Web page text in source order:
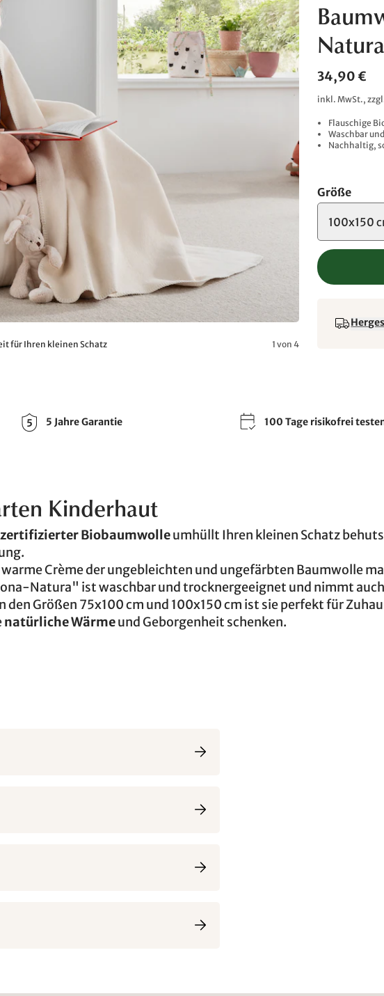
für Ihren kleinen Schatz 1 von 4
34,90 €
inkl. MwSt.,
Flauschige
Waschbar
Nachhaltig,
Größe
100x150
5 Jahre Garantie 100 Tage risikofrei
Kinderhaut
zertifizierter Biobaumwolleumhüllt Ihren kleinen Schatz
warme Crème der ungebleichten und ungefärbten Baumwolle
Natura" ist waschbar und trocknergeeignet und nimmt
den Größen 75x100 cm und 100x150 cm ist sie perfekt für
natürliche Wärmeund Geborgenheit schenken.